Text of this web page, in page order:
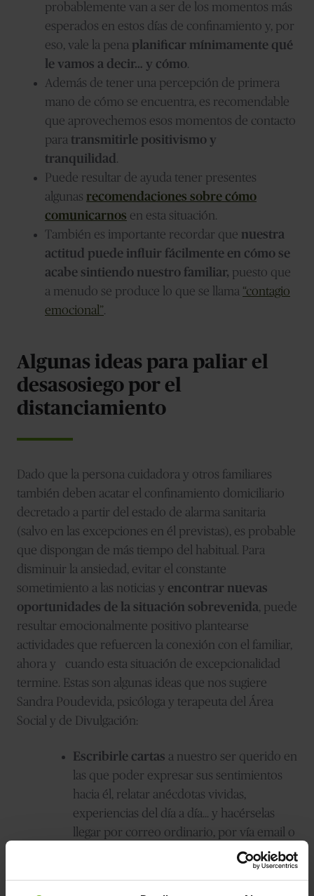
probablemente van a ser de los momentos más
esperados en estos días de confinamiento y, por
eso, vale la pena planificar mínimamente qué
le vamos a decir… y cómo.
Además de tener una percepción de primera
mano de cómo se encuentra, es recomendable
que aprovechemos esos momentos de contacto
para transmitirle positivismo y
tranquilidad .
Puede resultar de ayuda tener presentes
algunas recomendaciones sobre cómo
comunicarnos en esta situación.
También es importante recordar que nuestra
actitud puede influir fácilmente en cómo se
acabe sintiendo nuestro familiar, puesto que
a menudo se produce lo que se llama “contagio
emocional”.
Algunas ideas para paliar el
desasosiego por el
distanciamiento
Dado que la persona cuidadora y otros familiares
también deben acatar el confinamiento domiciliario
decretado a partir del estado de alarma sanitaria
(salvo en las excepciones en él previstas), es probable
que dispongan de más tiempo del habitual. Para
disminuir la ansiedad, evitar el constante
sometimiento a las noticias y encontrar nuevas
oportunidades de la situación sobrevenida, puede
resultar emocionalmente positivo plantearse
actividades que refuercen la conexión con el familiar,
ahora y cuando esta situación de excepcionalidad
termine. Estas son algunas ideas que nos sugiere
Sandra Poudevida, psicóloga y terapeuta del Área
Social y de Divulgación:
Escribirle cartas a nuestro ser querido en
las que poder expresar sus sentimientos
hacia él, relatar anécdotas vividas,
experiencias del día a día… y hacérselas
llegar por correo ordinario, por vía email o
WhatsApp. Si la persona no puede leerlas
por sí misma, tal vez alguien del personal